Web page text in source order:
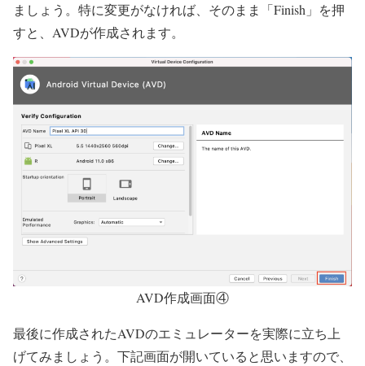
ましょう。特に変更がなければ、そのまま
「Finish」を押
すと、AVDが作成されます。
AVD作成画面④
最後に作成されたAVDのエミュレーターを実際に立ち上
げてみましょう。下記画面が開いていると思いますので、